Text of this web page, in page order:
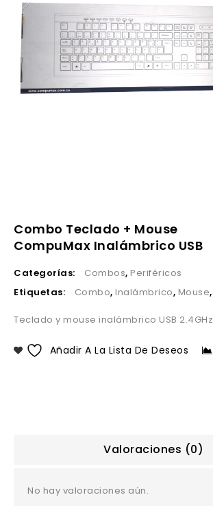
Combo Teclado + Mouse
CompuMax Inalámbrico USB
Categorías: Combos, Periféricos
Etiquetas:
Combo, Inalámbrico, Mouse,
Teclado y mouse inalámbrico USB 2.4GHz
Añadir A La Lista De Deseos
Valoraciones (0)
No hay valoraciones aún.